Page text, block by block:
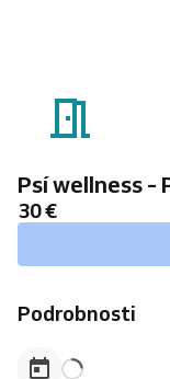
Psí wellness -
30 €
Podrobnosti